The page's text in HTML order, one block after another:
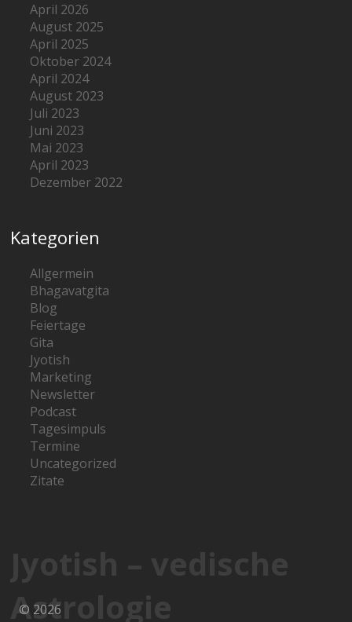
April 2026
August 2025
April 2025
Oktober 2024
April 2024
August 2023
Juli 2023
Juni 2023
Mai 2023
April 2023
Dezember 2022
Kategorien
Allgermein
Bhagavatgita
Blog
Feiertage
Gita
Jyotish
Marketing
Newsletter
Podcast
Tagesimpuls
Termine
Uncategorized
Zitate
Jyotish – vedische
Astrologie
© 2026